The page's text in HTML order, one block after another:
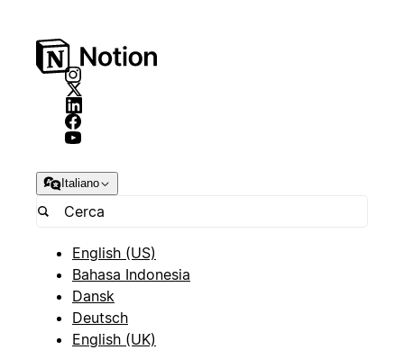
Italiano
English (US)
Bahasa Indonesia
Dansk
Deutsch
English (UK)